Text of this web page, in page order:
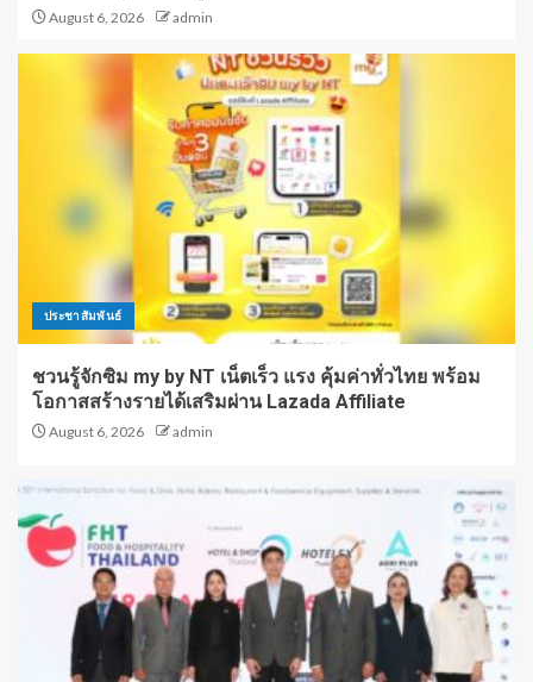
August 6, 2026 admin
ประชาสัมพันธ์
ชวนรู้จักซิม my by NT เน็ตเร็ว แรง คุ้มค่าทั่วไทย พร้อม
โอกาสสร้างรายได้เสริมผ่าน Lazada Affiliate
August 6, 2026 admin